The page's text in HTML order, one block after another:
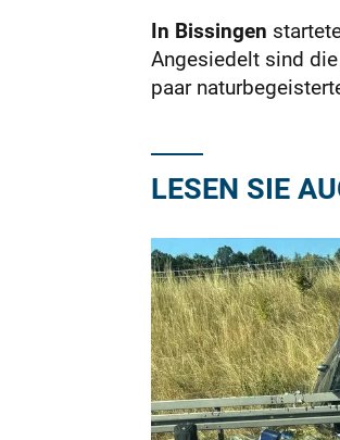
In Bissingen
Angesiedelt sind
paar
LESEN SIE